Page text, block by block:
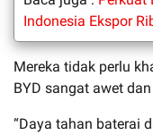
Indonesia Ekspor
Mereka tidak perlu
BYD sangat awet
“Daya tahan baterai